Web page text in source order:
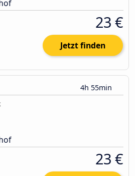
23 €
Jetzt finden
4h 55min
23 €